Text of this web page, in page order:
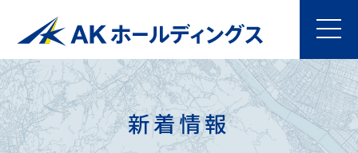
新着情報